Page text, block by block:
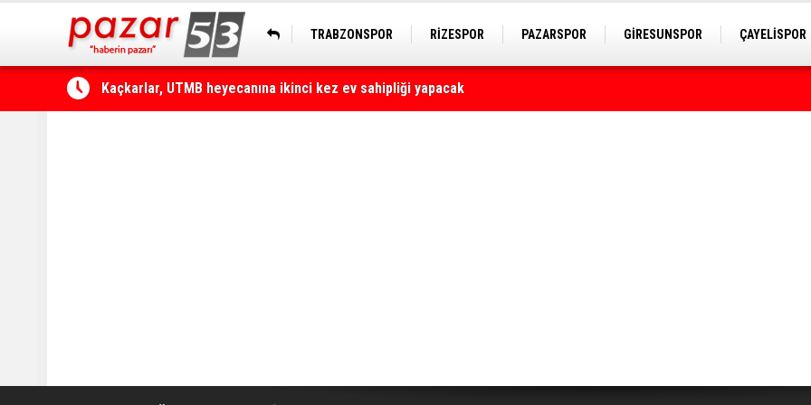
TRABZONSPOR RİZESPOR PAZARSPOR GİRESUNSPOR ÇAYELİSPOR
Çamlıhemşin'de otomobilin üzerine kaya düştü: 1 yaralı